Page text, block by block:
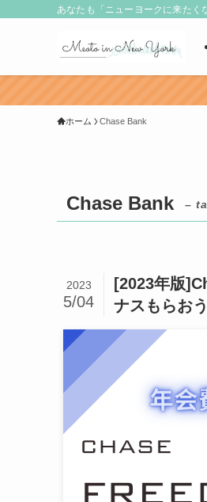
あなたも「ニューヨークに来たく
ホーム Chase Bank
Chase Bank –
[2023年版
ナスもらおう
2023
5/04